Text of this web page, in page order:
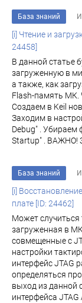
База знаний
[i] Чтение и
24458]
В данной статье
загруженную в
а также, как
Flash-память МК.
Создаем в Keil
Заходим в
Debug" . Убираем
Startup" . ВАЖНО!
База знаний
[i]
плате [ID: 24462]
Может случиться
загруженная в
совмещенные с
настройки
интерфейс JTAG
определяться
выход из данной
интерфейса